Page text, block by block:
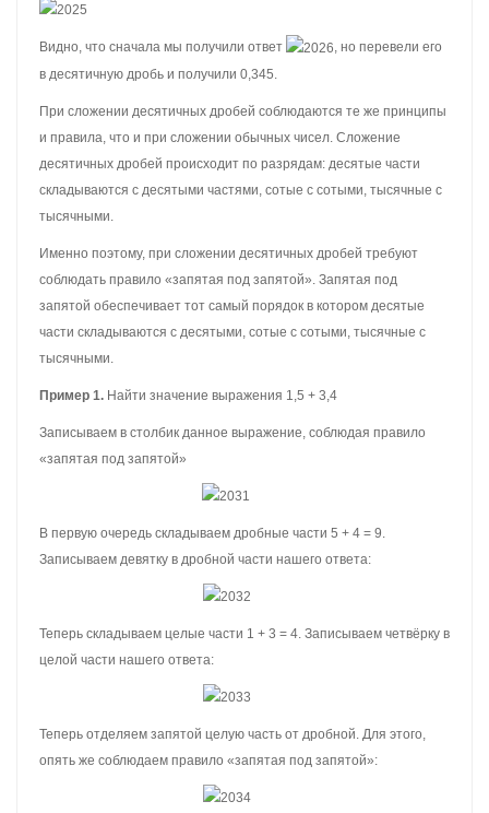
Видно, что сначала мы получили ответ
, но перевели его
в десятичную дробь и получили 0,345.
При сложении десятичных дробей соблюдаются те же принципы
и правила, что и при сложении обычных чисел. Сложение
десятичных дробей происходит по разрядам: десятые части
складываются с десятыми частями, сотые с сотыми, тысячные с
тысячными.
Именно поэтому, при сложении десятичных дробей требуют
соблюдать правило «запятая под запятой». Запятая под
запятой обеспечивает тот самый порядок в котором десятые
части складываются с десятыми, сотые с сотыми, тысячные с
тысячными.
Пример 1. Найти значение выражения 1,5 + 3,4
Записываем в столбик данное выражение, соблюдая правило
«запятая под запятой»
В первую очередь складываем дробные части 5 + 4 = 9.
Записываем девятку в дробной части нашего ответа:
Теперь складываем целые части 1 + 3 = 4. Записываем четвёрку в
целой части нашего ответа:
Теперь отделяем запятой целую часть от дробной. Для этого,
опять же соблюдаем правило «запятая под запятой»: